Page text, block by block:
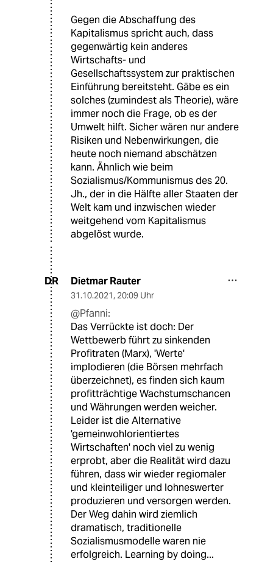
Gegen die Abschaffung des
Kapitalismus spricht auch, dass
gegenwärtig kein anderes
Wirtschafts- und
Gesellschaftssystem zur praktischen
Einführung bereitsteht. Gäbe es ein
solches (zumindest als Theorie), wäre
immer noch die Frage, ob es der
Umwelt hilft. Sicher wären nur andere
Risiken und Nebenwirkungen, die
heute noch niemand abschätzen
kann. Ähnlich wie beim
Sozialismus/Kommunismus des 20.
Jh., der in die Hälfte aller Staaten der
Welt kam und inzwischen wieder
weitgehend vom Kapitalismus
abgelöst wurde.
DR Dietmar Rauter
31.10.2021, 20:09 Uhr
@Pfanni:
Das Verrückte ist doch: Der
Wettbewerb führt zu sinkenden
Profitraten (Marx), 'Werte'
implodieren (die Börsen mehrfach
überzeichnet), es finden sich kaum
profitträchtige Wachstumschancen
und Währungen werden weicher.
Leider ist die Alternative
'gemeinwohlorientiertes
Wirtschaften' noch viel zu wenig
erprobt, aber die Realität wird dazu
führen, dass wir wieder regiomaler
und kleinteiliger und lohneswerter
produzieren und versorgen werden.
Der Weg dahin wird ziemlich
dramatisch, traditionelle
Sozialismusmodelle waren nie
erfolgreich. Learning by doing...